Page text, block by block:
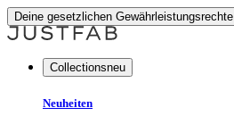
Deine gesetzlichen Gewährleistungsrechte
Collectionsneu
Neuheiten